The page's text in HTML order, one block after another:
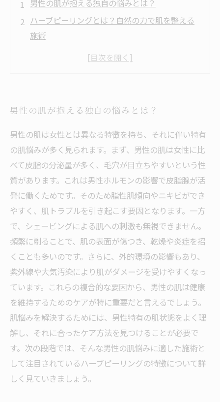
男性の肌が抱える独自の悩みとは？
ハーブピーリングとは？自然の力で肌を整える
施術
男性のニキビや皮脂トラブルに与えるハーブピ
選び方
男性の肌が抱える独自の悩みとは？
男性の肌は女性とは異なる特徴を持ち、それに伴い特有
の肌悩みが多く見られます。まず、男性の肌は女性に比
べて皮脂の分泌量が多く、毛穴が目立ちやすいという性
質があります。これは男性ホルモンの影響で皮脂腺が活
発に働くためです。そのため脂性肌傾向やニキビができ
やすく、肌トラブルを引き起こす要因となります。一方
で、シェービングによる肌への刺激も無視できません。
頻繁に剃ることで、肌の表面が傷つき、乾燥や炎症を招
くことも多いのです。さらに、外的環境の影響もあり、
紫外線や大気汚染により肌がダメージを受けやすくなっ
ています。これらの複合的な要因から、男性の肌は健康
を維持するためのケアが特に重要だと言えるでしょう。
肌悩みを解決するためには、男性特有の肌状態をよく理
解し、それに合ったケア方法を見つけることが必要で
す。次の段階では、そんな男性の肌悩みに適した施術と
して注目されているハーブピーリングの特徴について詳
しく見ていきましょう。